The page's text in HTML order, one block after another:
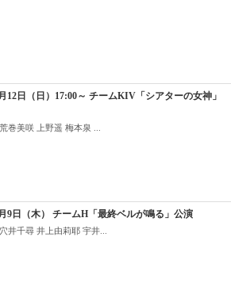
12日（日）17:00～ チームKIV「シアターの女神」
巻美咲 上野遥 梅本泉 ...
9日（木） チームH「最終ベルが鳴る」公演
井千尋 井上由莉耶 宇井...